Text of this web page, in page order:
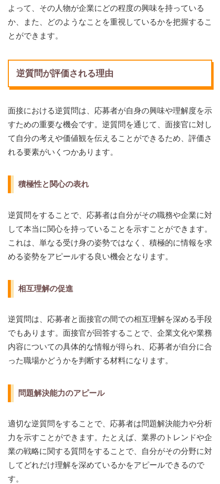
よって、その人物が企業にどの程度の興味を持っている
か、また、どのようなことを重視しているかを把握するこ
とができます。
逆質問が評価される理由
面接における逆質問は、応募者が自身の興味や理解度を示
すための重要な機会です。逆質問を通じて、面接官に対し
て自分の考えや価値観を伝えることができるため、評価さ
れる要素がいくつかあります。
積極性と関心の表れ
逆質問をすることで、応募者は自分がその職務や企業に対
して本当に関心を持っていることを示すことができます。
これは、単なる受け身の姿勢ではなく、積極的に情報を求
める姿勢をアピールする良い機会となります。
相互理解の促進
逆質問は、応募者と面接官の間での相互理解を深める手段
でもあります。面接官が回答することで、企業文化や業務
内容についての具体的な情報が得られ、応募者が自分に合
った職場かどうかを判断する材料になります。
問題解決能力のアピール
適切な逆質問をすることで、応募者は問題解決能力や分析
力を示すことができます。たとえば、業界のトレンドや企
業の戦略に関する質問をすることで、自分がその分野に対
してどれだけ理解を深めているかをアピールできるので
す。